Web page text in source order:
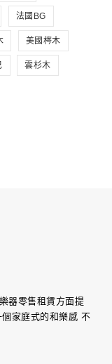
法國BG
美國梣木
雲杉木
器零售租賃方面提
家庭式的和樂感 不